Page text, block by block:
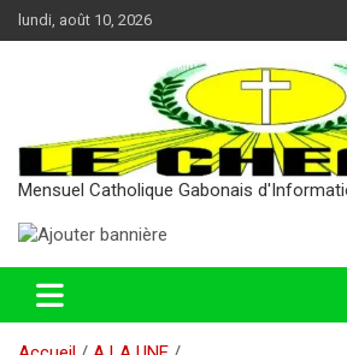
Aller
au
lundi, août 10, 2026
Mensuel Catholique Gabonais